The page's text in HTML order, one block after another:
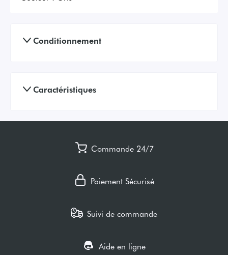
Conditionnement
Caractéristiques
Commande 24/7
Paiement Sécurisé
Suivi de commande
Aide en ligne